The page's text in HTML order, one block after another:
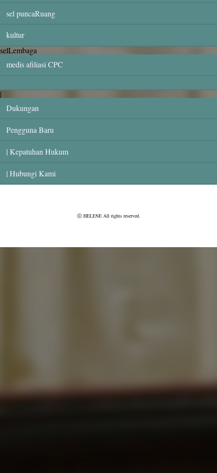
sel puncaRuang
kultur
selLembaga
medis afiliasi CPC
|
Dukungan
Pengguna Baru
| Kepatuhan Hukum
| Hubungi Kami
ⓒ HELENE All rights reserved.